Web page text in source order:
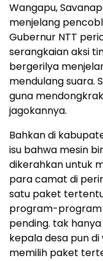
Wangapu,
menjelang
Gubernur NTT
serangkaian aksi
bergerilya
mendulang suara.
guna
jagokannya.
Bahkan di
isu bahwa mesin
dikerahkan untuk
para camat di
satu paket
program-program
pending. tak
kepala desa pun
memilih paket